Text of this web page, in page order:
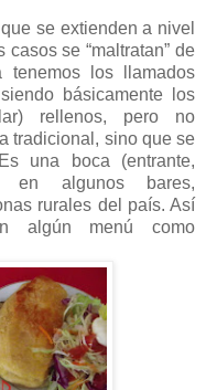
se extienden a nivel
se “maltratan” de
los llamados
básicamente los
rellenos, pero no
tradicional, sino que se
una boca (entrante,
algunos bares,
rurales del país. Así
algún menú como